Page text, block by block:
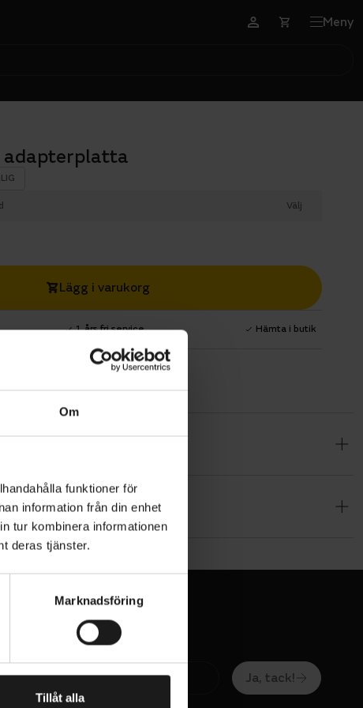
Om
funktioner för
information från din enhet
tur kombinera informationen
deras tjänster.
Marknadsföring
Tillåt alla
Meny
adapterplatta
Välj
Lägg i varukorg
1 års fri service Hämta i butik
eller
Ja, tack!